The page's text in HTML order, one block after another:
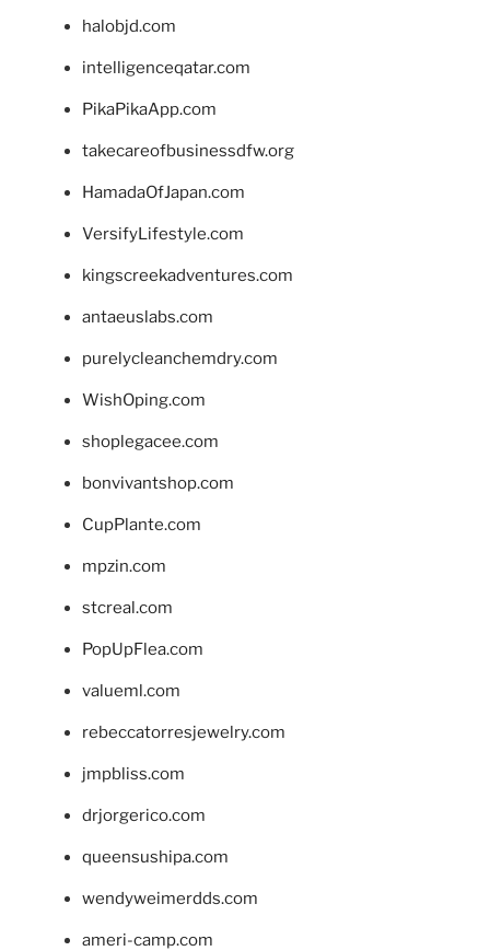
halobjd.com
intelligenceqatar.com
PikaPikaApp.com
takecareofbusinessdfw.org
HamadaOfJapan.com
VersifyLifestyle.com
kingscreekadventures.com
antaeuslabs.com
purelycleanchemdry.com
WishOping.com
shoplegacee.com
bonvivantshop.com
CupPlante.com
mpzin.com
stcreal.com
PopUpFlea.com
valueml.com
rebeccatorresjewelry.com
jmpbliss.com
drjorgerico.com
queensushipa.com
wendyweimerdds.com
ameri-camp.com